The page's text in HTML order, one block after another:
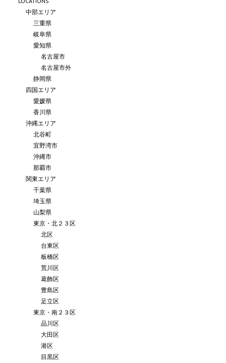
中部エリア
三重県
岐阜県
愛知県
名古屋市
名古屋市外
静岡県
四国エリア
愛媛県
香川県
沖縄エリア
北谷町
宜野湾市
沖縄市
那覇市
関東エリア
千葉県
埼玉県
山梨県
東京・北２３区
北区
台東区
板橋区
荒川区
葛飾区
豊島区
足立区
東京・南２３区
品川区
大田区
港区
目黒区